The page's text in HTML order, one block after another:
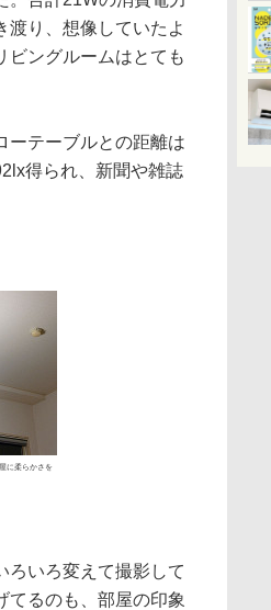
渡り、想像していたよ
ビングルームはとても
テーブルとの距離は
得られ、新聞や雑誌
に柔らかさを
いろ変えて撮影して
てるのも、部屋の印象